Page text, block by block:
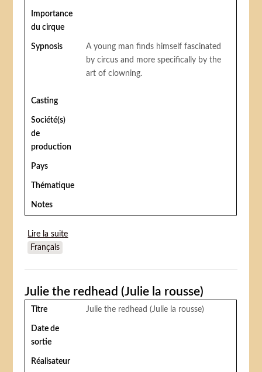
Importance
du cirque
Sypnosis
A young man finds himself fascinated
by circus and more specifically by the
art of clowning.
Casting
Société(s)
de
production
Pays
Thématique
Notes
Lire la suite
Français
Julie the redhead (Julie la rousse)
Titre Julie the redhead (Julie la rousse)
Date de
sortie
Réalisateur